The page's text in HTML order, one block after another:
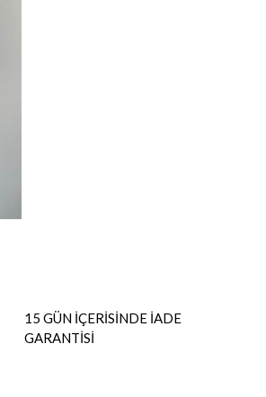
15 GÜN İÇERİSİNDE İADE
GARANTİSİ